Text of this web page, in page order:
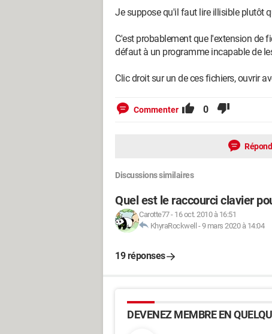
Je suppose qu'il faut lire illisible plutôt
C'est probablement que l'extension de
défaut à un programme incapable de
Clic droit sur un de ces fichiers, ouvrir
Commenter 0
Discussions similaires
Quel est le raccourci clavier
Carotte77- 16 oct. 2010 à 16:51
KhyraRockwell -9 mars 2020 à 14:04
19 réponses
DEVENEZ MEMBRE EN